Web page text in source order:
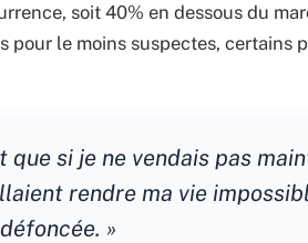
soit 40% en dessous du
pour le moins suspectes, certains
que si je ne vendais pas
rendre ma vie
»